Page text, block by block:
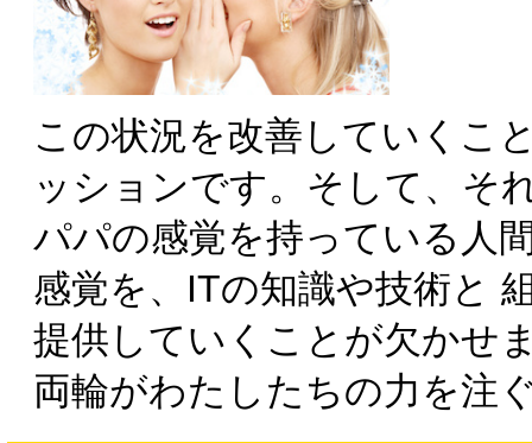
この状況を改善していくこ
ッションです。そして、そ
パパの感覚を持っている人
感覚を、ITの知識や技術と
提供していくことが欠かせ
両輪がわたしたちの力を注